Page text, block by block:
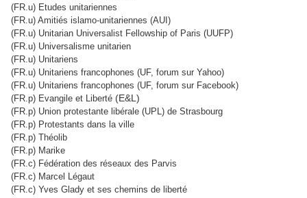
(FR.u) Etudes unitariennes
(FR.u) Amitiés islamo-unitariennes (AUI)
(FR.u) Unitarian Universalist Fellowship of Paris (UUFP)
(FR.u) Universalisme unitarien
(FR.u) Unitariens
(FR.u) Unitariens francophones (UF, forum sur Yahoo)
(FR.u) Unitariens francophones (UF, forum sur Facebook)
(FR.p) Evangile et Liberté (E&L)
(FR.p) Union protestante libérale (UPL) de Strasbourg
(FR.p) Protestants dans la ville
(FR.p) Théolib
(FR.p) Marike
(FR.c) Fédération des réseaux des Parvis
(FR.c) Marcel Légaut
(FR.c) Yves Glady et ses chemins de liberté